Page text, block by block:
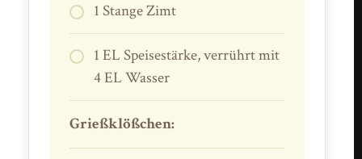
1 Stange Zimt
1 EL Speisestärke, verrührt mit
4 EL Wasser
Grießklößchen: